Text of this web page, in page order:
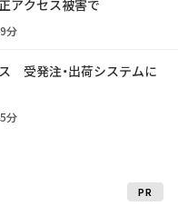
アクセス被害で
分
受発注・出荷システムに
分
PR